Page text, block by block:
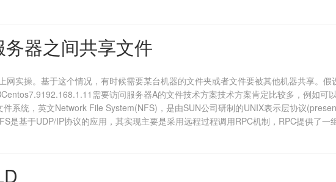
器之间共享文件
。基于这个情况，有时候需要某台机器的文件夹或者文件要被其他机器共享。假
需要访问服务器A的文件技术方案技术方案肯定比较多，例如可
系统，英文Network File System(NFS)，是由SUN公司研制的UNIX表示层协议
是基于UDP/IP协议的应用，其实现主要是采用远程过程调用RPC机制，RPC提供了一